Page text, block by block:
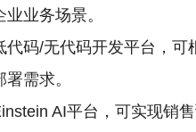
业务场景。
代码/无代码开发平台，
需求。
AI平台，可实现销